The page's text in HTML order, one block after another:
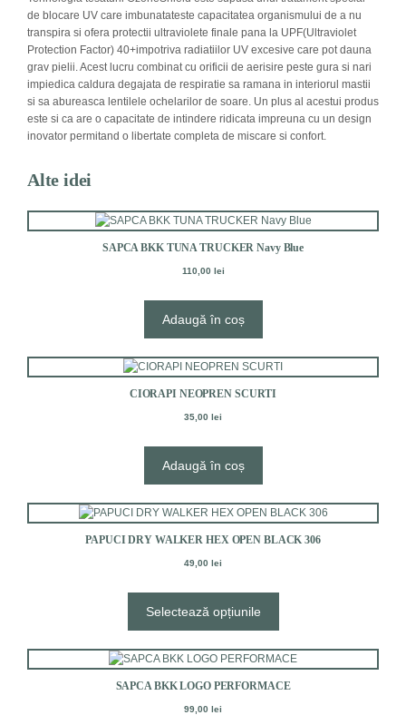
de blocare UV care imbunatateste capacitatea organismului de a nu
transpira si ofera protectii ultraviolete finale pana la UPF(Ultraviolet
Protection Factor) 40+impotriva radiatiilor UV excesive care pot dauna
grav pielii. Acest lucru combinat cu orificii de aerisire peste gura si nari
impiedica caldura degajata de respiratie sa ramana in interiorul mastii
si sa abureasca lentilele ochelarilor de soare. Un plus al acestui produs
este si ca are o capacitate de intindere ridicata impreuna cu un design
inovator permitand o libertate completa de miscare si confort.
Alte idei
SAPCA BKK TUNA TRUCKER Navy Blue
110,00 lei
Adaugă în coș
CIORAPI NEOPREN SCURTI
35,00 lei
Adaugă în coș
PAPUCI DRY WALKER HEX OPEN BLACK 306
49,00 lei
Selectează opțiunile
produs
fi
alese
SAPCA BKK LOGO PERFORMACE
99,00 lei